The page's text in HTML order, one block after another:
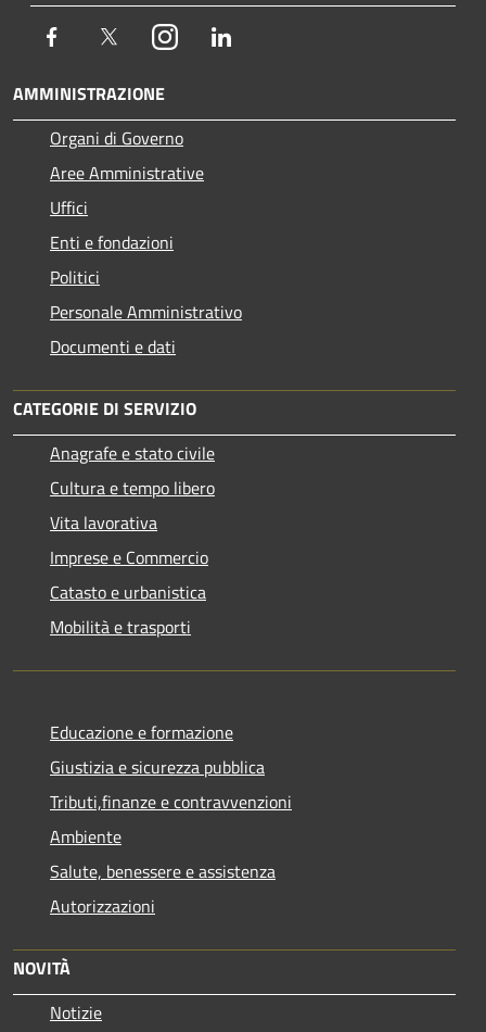
Facebook TwitterInstagram
AMMINISTRAZIONE
Organi di Governo
Aree Amministrative
Uffici
Enti e fondazioni
Politici
Personale Amministrativo
Documenti e dati
CATEGORIE DI SERVIZIO
Anagrafe e stato civile
Cultura e tempo libero
Vita lavorativa
Imprese e Commercio
Catasto e urbanistica
Mobilità e trasporti
Educazione e formazione
Giustizia e sicurezza pubblica
Tributi,finanze e contravvenzioni
Ambiente
Salute, benessere e assistenza
Autorizzazioni
NOVITÀ
Notizie